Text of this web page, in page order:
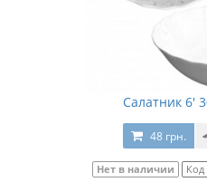
Салатник 6'
48 грн.
Нет в наличии Код